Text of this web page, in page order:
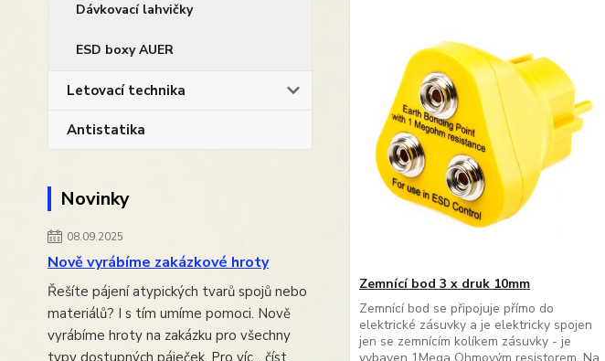
Dávkovací lahvičky
ESD boxy AUER
Letovací technika
Antistatika
Novinky
08.09.2025
Nově vyrábíme zakázkové hroty
Řešíte pájení atypických tvarů spojů nebo
materiálů? I s tím umíme pomoci. Nově
vyrábíme hroty na zakázku pro všechny
typy dostupných páječek. Pro víc... číst
Zemnící bod 3 x druk 10mm
Zemnící bod se připojuje přímo do
elektrické zásuvky a je elektricky spojen
jen se zemnícím kolíkem zásuvky - je